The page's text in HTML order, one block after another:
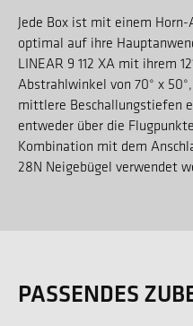
Jede Box ist mit einem
optimal auf ihre
LINEAR 9 112 XA mit ihrem
Abstrahlwinkel von 70° x
mittlere Beschallungstiefen
entweder über die
Kombination mit dem
28N Neigebügel verwendet
PASSENDES